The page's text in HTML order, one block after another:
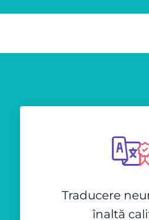
Traducere
înaltă